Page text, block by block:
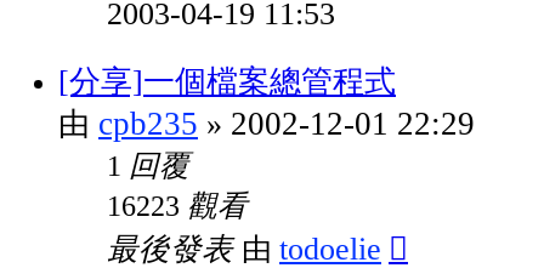
2003-04-19 11:53
[分享]一個檔案總管程式
由 cpb235 » 2002-12-01 22:29
1 回覆
16223 觀看
最後發表 由 todoelie